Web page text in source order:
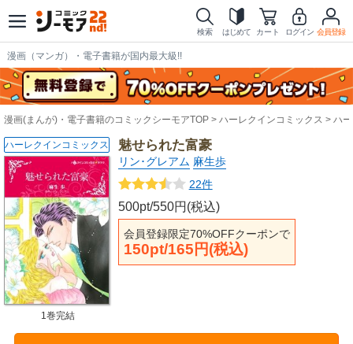
検索 はじめて カート ログイン 会員登録
漫画（マンガ）・電子書籍が国内最大級!!
漫画(まんが)・電子書籍のコミックシーモアTOP ハーレクインコミックス ハ
魅せられた富豪
リン･グレアム 麻生歩
22件
500pt/550円(税込)
会員登録限定70%OFFクーポンで
150pt/165円(税込)
ハーレクインコミックス
1巻完結